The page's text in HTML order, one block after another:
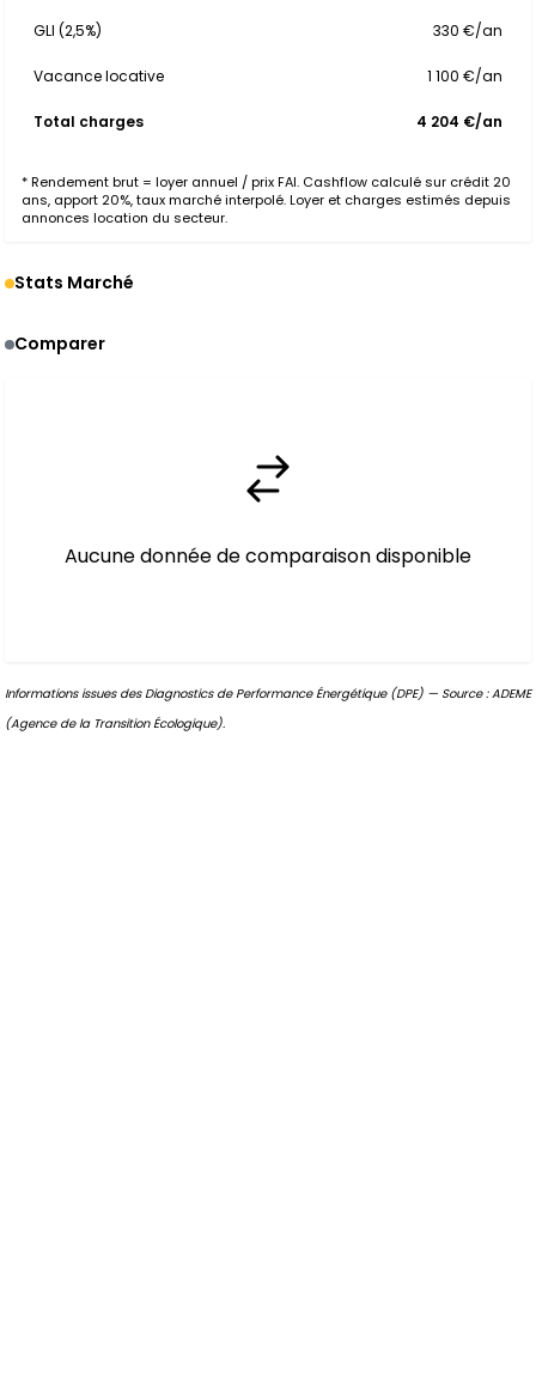
GLI (2,5%) 330 €/an
Vacance locative 1 100 €/an
Total charges 4 204 €/an
* Rendement brut = loyer annuel / prix FAI. Cashflow calculé sur crédit 20
ans, apport 20%, taux marché interpolé. Loyer et charges estimés depuis
annonces location du secteur.
Stats Marché
Comparer
Aucune donnée de comparaison disponible
Informations issues des Diagnostics de Performance Énergétique (DPE) — Source : ADEME
(Agence de la Transition Écologique).